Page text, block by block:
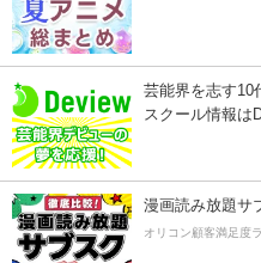
芸能界を志す10
スクール情報は
漫画読み放題サ
オリコン顧客満足度